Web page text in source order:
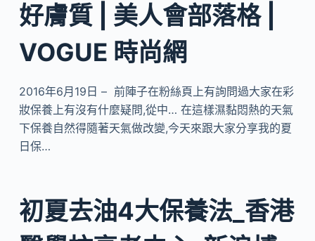
好膚質 | 美人會部落格 |
VOGUE 時尚網
2016年6月19日 – ​ 前陣子在粉絲頁上有詢問過大家在彩
妝保養上有沒有什麼疑問,從中… 在這樣濕黏悶熱的天氣
下保養自然得隨著天氣做改變,今天來跟大家分享我的夏
日保…
初夏去油4大保養法_香港